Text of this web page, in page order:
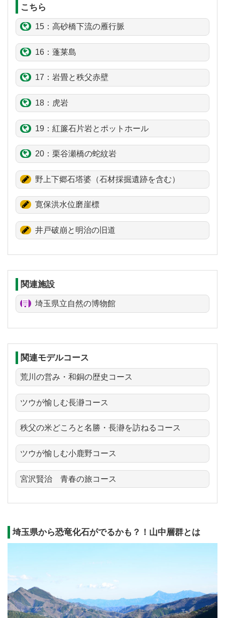
こちら
15： 高砂橋下流の雁行脈
16： 蓬莱島
17： 岩畳と秩父赤壁
18： 虎岩
19： 紅簾石片岩とポットホール
20： 栗谷瀬橋の蛇紋岩
野上下郷石塔婆（石材採掘遺跡を含む）
寛保洪水位磨崖標
井戸破崩と明治の旧道
関連施設
埼玉県立自然の博物館
関連モデルコース
荒川の営み・和銅の歴史コース
ツウが愉しむ長瀞コース
秩父の米どころと名勝・長瀞を訪ねるコース
ツウが愉しむ小鹿野コース
宮沢賢治 青春の旅コース
埼玉県から恐竜化石がでるかも？！山中層群とは